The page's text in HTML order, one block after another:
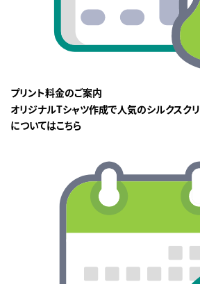
プリント料金のご案内
オリジナルTシャツ作成で人気のシルクスク
についてはこちら